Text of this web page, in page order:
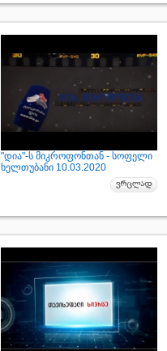
"დია"-ს მიკროფონთან - სოფელი
ხელთუბანი 10.03.2020